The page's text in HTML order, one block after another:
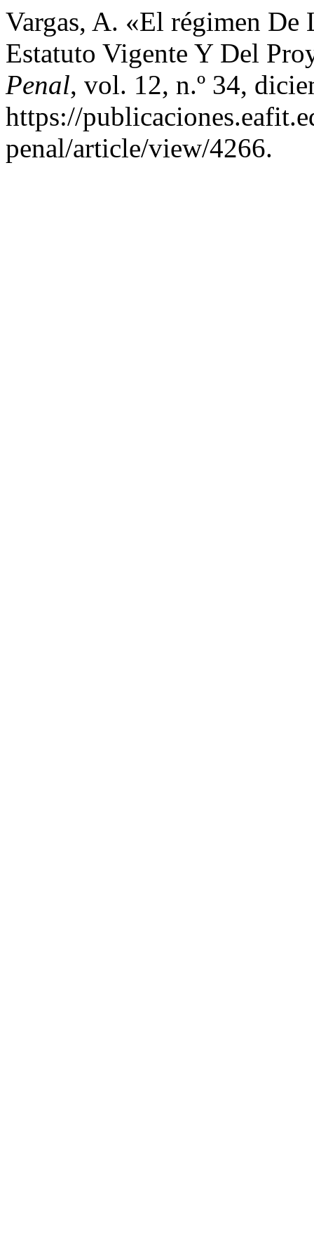
Vargas, A. «El régimen
Estatuto Vigente Y Del
Penal, vol. 12, n.º 34,
https://
penal/article/view/4266.